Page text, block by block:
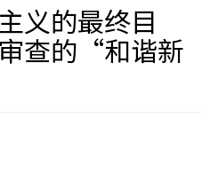
义的最终目
查的“和谐新